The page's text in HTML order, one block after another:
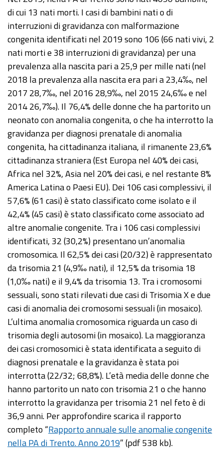
di cui 13 nati morti. I casi di bambini nati o di
interruzioni di gravidanza con malformazione
congenita identificati nel 2019 sono 106 (66 nati vivi, 2
nati morti e 38 interruzioni di gravidanza) per una
prevalenza alla nascita pari a 25,9 per mille nati (nel
2018 la prevalenza alla nascita era pari a 23,4‰, nel
2017 28,7‰, nel 2016 28,9‰, nel 2015 24,6‰ e nel
2014 26,7‰). Il 76,4% delle donne che ha partorito un
neonato con anomalia congenita, o che ha interrotto la
gravidanza per diagnosi prenatale di anomalia
congenita, ha cittadinanza italiana, il rimanente 23,6%
cittadinanza straniera (Est Europa nel 40% dei casi,
Africa nel 32%, Asia nel 20% dei casi, e nel restante 8%
America Latina o Paesi EU). Dei 106 casi complessivi, il
57,6% (61 casi) è stato classificato come isolato e il
42,4% (45 casi) è stato classificato come associato ad
altre anomalie congenite. Tra i 106 casi complessivi
identificati, 32 (30,2%) presentano un’anomalia
cromosomica. Il 62,5% dei casi (20/32) è rappresentato
da trisomia 21 (4,9‰ nati), il 12,5% da trisomia 18
(1,0‰ nati) e il 9,4% da trisomia 13. Tra i cromosomi
sessuali, sono stati rilevati due casi di Trisomia X e due
casi di anomalia dei cromosomi sessuali (in mosaico).
L’ultima anomalia cromosomica riguarda un caso di
trisomia degli autosomi (in mosaico). La maggioranza
dei casi cromosomici è stata identificata a seguito di
diagnosi prenatale e la gravidanza è stata poi
interrotta (22/32; 68,8%). L’età media delle donne che
hanno partorito un nato con trisomia 21 o che hanno
interrotto la gravidanza per trisomia 21 nel feto è di
36,9 anni. Per approfondire scarica il rapporto
completo “Rapporto annuale sulle anomalie congenite
nella PA di Trento. Anno 2019” (pdf 538 kb).